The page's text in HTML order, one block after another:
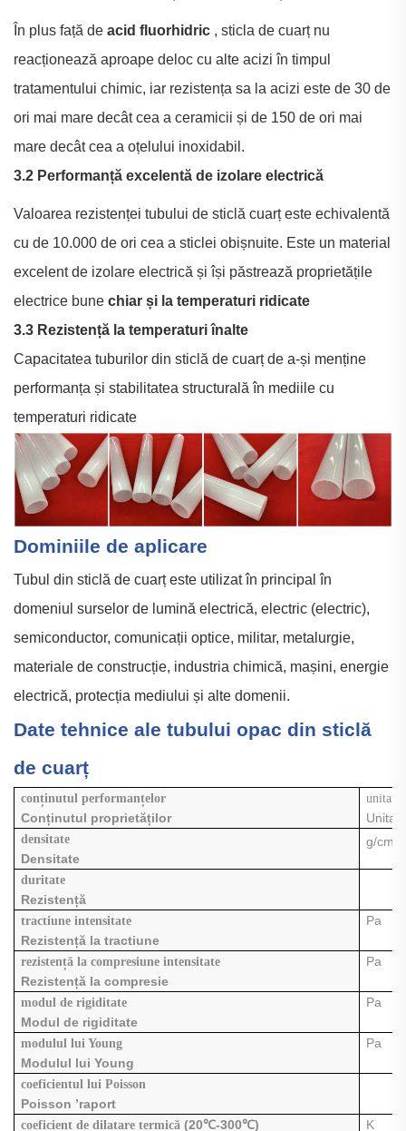
În plus față de acid fluorhidric , sticla de cuarț nu
reacționează aproape deloc cu alte acizi în timpul
tratamentului chimic, iar rezistența sa la acizi este de 30 de
ori mai mare decât cea a ceramicii și de 150 de ori mai
mare decât cea a oțelului inoxidabil.
3.2 Performanță excelentă de izolare electrică
Valoarea rezistenței tubului de sticlă cuarț este echivalentă
cu de 10.000 de ori cea a sticlei obișnuite. Este un material
excelent de izolare electrică și își păstrează proprietățile
electrice bune chiar și la temperaturi ridicate
3.3 Rezistență la temperaturi înalte
Capacitatea tuburilor din sticlă de cuarț de a-și menține
performanța și stabilitatea structurală în mediile cu
temperaturi ridicate
Dominiile de aplicare
Tubul din sticlă de cuarț este utilizat în principal în
domeniul surselor de lumină electrică, electric (electric),
semiconductor, comunicații optice, militar, metalurgie,
materiale de construcție, industria chimică, mașini, energie
electrică, protecția mediului și alte domenii.
Date tehnice ale tubului opac din sticlă
de cuarț
conținutul performanțelor
Conținutul proprietăților
unitate
densitate
Densitate
g/cm
duritate
Rezistență
tractiuneintensitate
Rezistență la tractiune
Pa
rezistență la compresiuneintensitate
Rezistență la compresie
Pa
modul de rigiditate
Modul de rigiditate
Pa
modulul lui Young
Modulul lui Young
Pa
coeficientul lui Poisson
Poisson ’raport
coeficient de dilatare termică(20℃-300℃) K